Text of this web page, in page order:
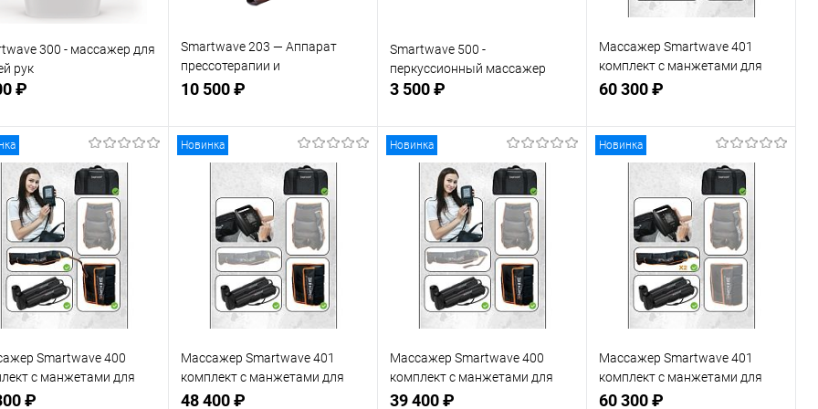
300 - массажер для
рук
₽
В корзину
В избранное В наличии
Smartwave 203 — Аппарат
прессотерапии и
лимфодренажа
10 500 ₽
В корзину
В избранное В наличии
Smartwave 500 -
перкуссионный массажер
3 500 ₽
В корзину
В избранное В наличии
Массажер Smartwave 401
комплект с манжетами для
ног и манжетой для талии и
60 300 ₽
В корзину
В избранное В наличии
Размер манжет талия
XXL
Smartwave 400
с манжетами для
манжетой для талии и
₽
Новинка
Массажер Smartwave 401
комплект с манжетами для
ног и манжетой для талии
48 400 ₽
Новинка
Массажер Smartwave 400
комплект с манжетами для
ног и манжетой для талии
39 400 ₽
Новинка
Массажер Smartwave 401
комплект с манжетами для
ног и 2-мя манжетами для рук
60 300 ₽